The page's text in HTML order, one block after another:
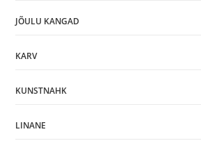
JÕULU KANGAD
KARV
KUNSTNAHK
LINANE